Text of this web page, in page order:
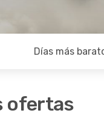
Días más
ofertas